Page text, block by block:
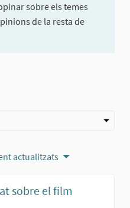
sobre els temes
de la resta de
actualitzats
sobre el film